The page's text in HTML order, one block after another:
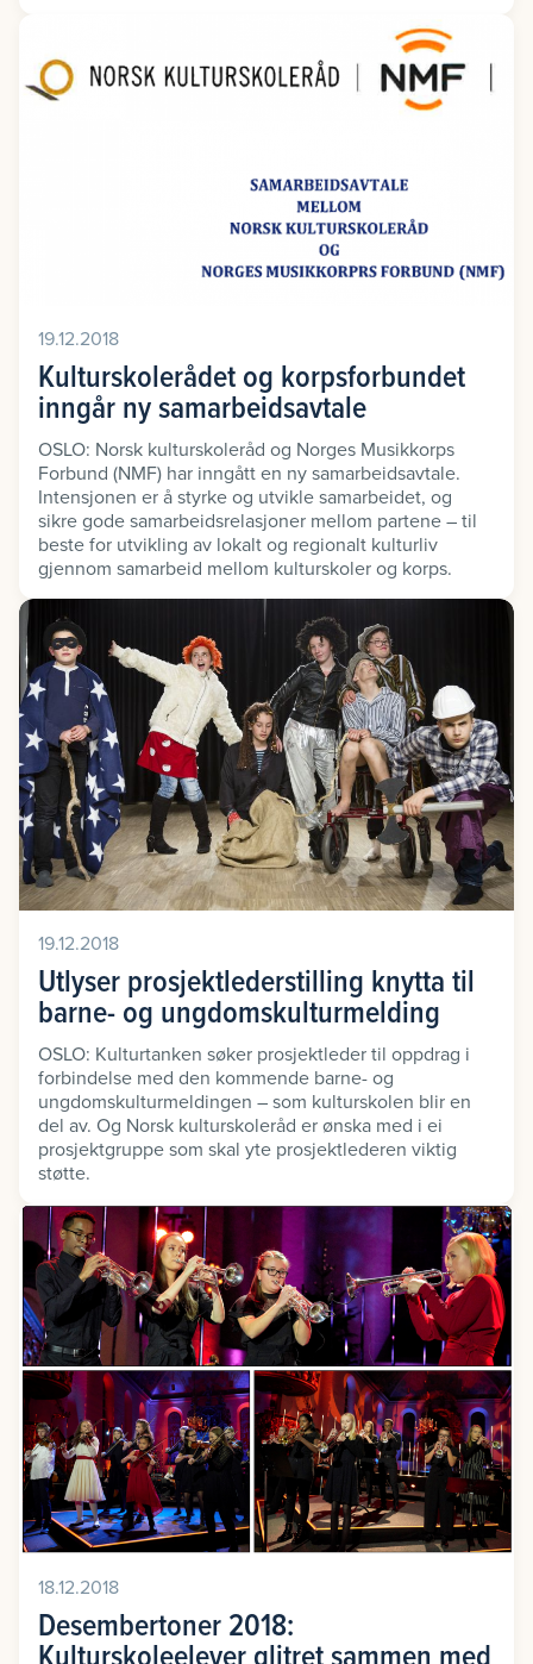
19.12.2018
Kulturskolerådet og korpsforbundet
inngår ny samarbeidsavtale
OSLO: Norsk kulturskoleråd og Norges Musikkorps
Forbund (NMF) har inngått en ny samarbeidsavtale.
Intensjonen er å styrke og utvikle samarbeidet, og
sikre gode samarbeidsrelasjoner mellom partene – til
beste for utvikling av lokalt og regionalt kulturliv
gjennom samarbeid mellom kulturskoler og korps.
19.12.2018
Utlyser prosjektlederstilling knytta til
barne- og ungdomskulturmelding
OSLO: Kulturtanken søker prosjektleder til oppdrag i
forbindelse med den kommende barne- og
ungdomskulturmeldingen – som kulturskolen blir en
del av. Og Norsk kulturskoleråd er ønska med i ei
prosjektgruppe som skal yte prosjektlederen viktig
støtte.
18.12.2018
Desembertoner 2018:
Kulturskoleelever glitret sammen med